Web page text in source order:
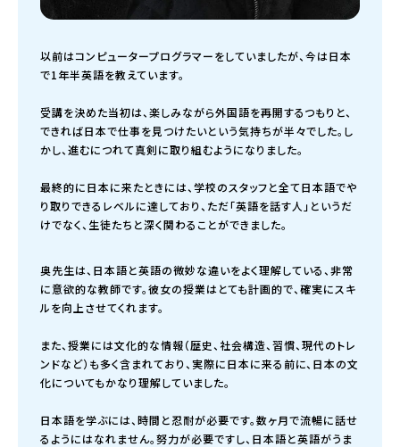
以前はコンピュータープログラマーをしていましたが、今は日本
で1年半英語を教えています。
受講を決めた当初は、楽しみながら外国語を再開するつもりと、
できれば日本で仕事を見つけたいという気持ちが半々でした。し
かし、進むにつれて真剣に取り組むようになりました。
最終的に日本に来たときには、学校のスタッフと全て日本語でや
り取りできるレベルに達しており、ただ「英語を話す人」というだ
けでなく、生徒たちと深く関わることができました。
奥先生は、日本語と英語の微妙な違いをよく理解している、非常
に意欲的な教師です。彼女の授業はとても計画的で、確実にスキ
ルを向上させてくれます。
また、授業には文化的な情報（歴史、社会構造、習慣、現代のトレ
ンドなど）も多く含まれており、実際に日本に来る前に、日本の文
化についてもかなり理解していました。
日本語を学ぶには、時間と忍耐が必要です。数ヶ月で流暢に話せ
るようにはなれません。努力が必要ですし、日本語と英語がうま